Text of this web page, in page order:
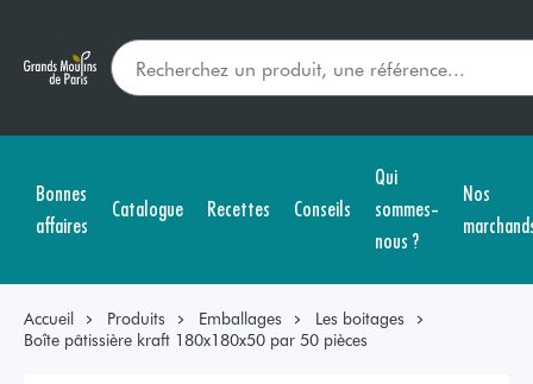
Bonnes
affaires
Catalogue Recettes Conseils
Qui
sommes-
nous ?
Nos
Accueil Produits Emballages
Les boitages
Boîte pâtissière kraft 180x180x50 par 50 pièces